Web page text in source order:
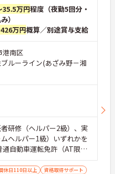
化で心身の負担を軽
システムを導入し
ます
間が短縮され余裕
す
援を活用して介護
けます】
ネジメント研修を
ています
で介護福祉士とし
できます
35.5万円程度（夜勤5回分・
）
万円概算／別途賞与支給
港南区
ルーライン(あざみ野－湘
研修（ヘルパー2級）、実
ヘルパー1級）いずれかを
自動車運転免許（AT限定
します
休日110日以上
資格取得サポート